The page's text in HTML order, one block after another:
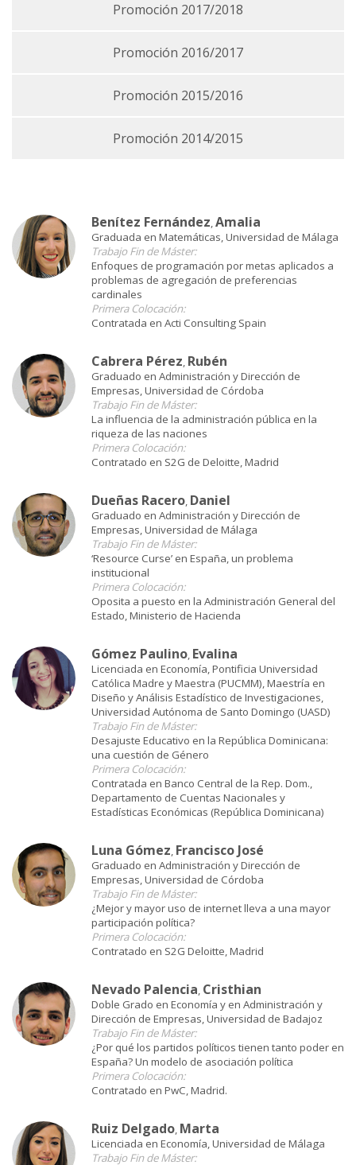
Promoción 2017/2018
Promoción 2016/2017
Promoción 2015/2016
Promoción 2014/2015
Benítez Fernández,Amalia
Graduada en Matemáticas, Universidad de Málaga
Trabajo Fin de Máster:
Enfoques de programación por metas aplicados a
problemas de agregación de preferencias
cardinales
Primera Colocación:
Contratada en Acti Consulting Spain
Cabrera Pérez, Rubén
Graduado en Administración y Dirección de
Empresas, Universidad de Córdoba
Trabajo Fin de Máster:
La influencia de la administración pública en la
riqueza de las naciones
Primera Colocación:
Contratado en S2G de Deloitte, Madrid
Dueñas Racero, Daniel
Graduado en Administración y Dirección de
Empresas, Universidad de Málaga
Trabajo Fin de Máster:
‘Resource Curse’ en España, un problema
institucional
Primera Colocación:
Oposita a puesto en la Administración General del
Estado, Ministerio de Hacienda
Gómez Paulino, Evalina
Licenciada en Economía, Pontificia Universidad
Católica Madre y Maestra (PUCMM), Maestría en
Diseño y Análisis Estadístico de Investigaciones,
Universidad Autónoma de Santo Domingo (UASD)
Trabajo Fin de Máster:
Desajuste Educativo en la República Dominicana:
una cuestión de Género
Primera Colocación:
Contratada en Banco Central de la Rep. Dom.,
Departamento de Cuentas Nacionales y
Estadísticas Económicas (República Dominicana)
Luna Gómez, Francisco José
Graduado en Administración y Dirección de
Empresas, Universidad de Córdoba
Trabajo Fin de Máster:
¿Mejor y mayor uso de internet lleva a una mayor
participación política?
Primera Colocación:
Contratado en S2G Deloitte, Madrid
Nevado Palencia, Cristhian
Doble Grado en Economía y en Administración y
Dirección de Empresas, Universidad de Badajoz
Trabajo Fin de Máster:
¿Por qué los partidos políticos tienen tanto poder en
España? Un modelo de asociación política
Primera Colocación:
Contratado en PwC, Madrid.
Ruiz Delgado, Marta
Licenciada en Economía, Universidad de Málaga
Trabajo Fin de Máster: